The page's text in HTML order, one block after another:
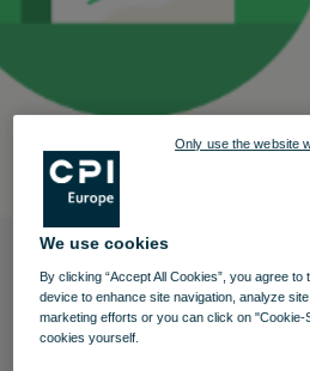
We use cookies
By clicking “Accept All Cookies”, you agree
device to enhance site navigation, analyze
marketing efforts or you can click on "Cookie-
cookies yourself.
Only use the website